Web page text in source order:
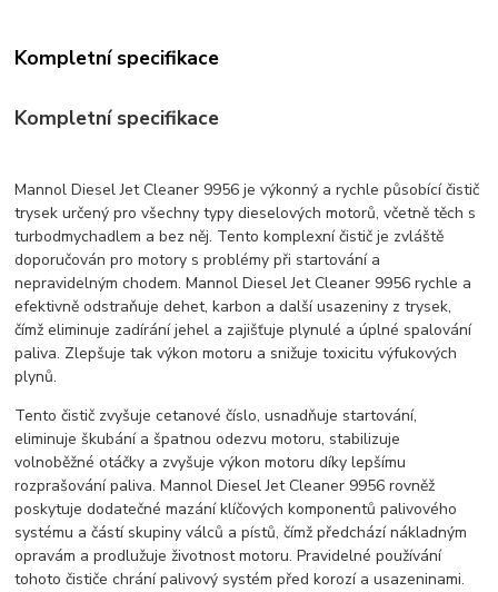
Kompletní specifikace
Kompletní specifikace
Mannol Diesel Jet Cleaner 9956 je výkonný a rychle působící čistič
trysek určený pro všechny typy dieselových motorů, včetně těch s
turbodmychadlem a bez něj. Tento komplexní čistič je zvláště
doporučován pro motory s problémy při startování a
nepravidelným chodem. Mannol Diesel Jet Cleaner 9956 rychle a
efektivně odstraňuje dehet, karbon a další usazeniny z trysek,
čímž eliminuje zadírání jehel a zajišťuje plynulé a úplné spalování
paliva. Zlepšuje tak výkon motoru a snižuje toxicitu výfukových
plynů.
Tento čistič zvyšuje cetanové číslo, usnadňuje startování,
eliminuje škubání a špatnou odezvu motoru, stabilizuje
volnoběžné otáčky a zvyšuje výkon motoru díky lepšímu
rozprašování paliva. Mannol Diesel Jet Cleaner 9956 rovněž
poskytuje dodatečné mazání klíčových komponentů palivového
systému a částí skupiny válců a pístů, čímž předchází nákladným
opravám a prodlužuje životnost motoru. Pravidelné používání
tohoto čističe chrání palivový systém před korozí a usazeninami.